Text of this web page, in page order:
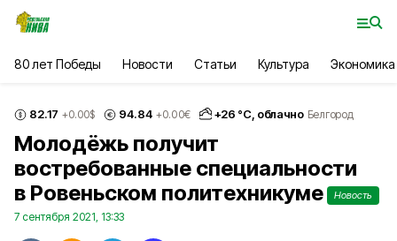
80 лет Победы Новости Статьи Культура Экономика
82.17 +0.00$ 94.84 +0.00€ +26 °С, облачно Белгород
Молодёжь получит
востребованные специальности
в Ровеньском политехникуме
Новость
7 сентября 2021, 13:33